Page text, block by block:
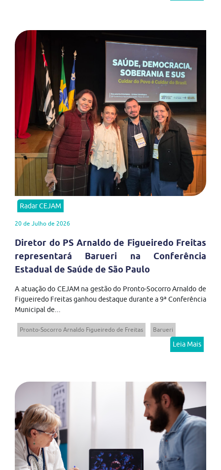
Radar CEJAM
20 de Julho de 2026
Diretor do PS Arnaldo de Figueiredo Freitas
representará Barueri na Conferência
Estadual de Saúde de São Paulo
A atuação do CEJAM na gestão do Pronto-Socorro Arnaldo de
Figueiredo Freitas ganhou destaque durante a 9ª Conferência
Municipal de...
Pronto-Socorro Arnaldo Figueiredo de Freitas Barueri
Leia Mais